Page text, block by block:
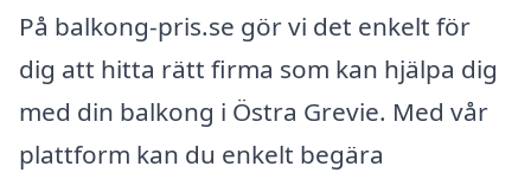
På balkong-pris.se gör vi det enkelt för
dig att hitta rätt firma som kan hjälpa dig
med din balkong i Östra Grevie. Med vår
plattform kan du enkelt begära